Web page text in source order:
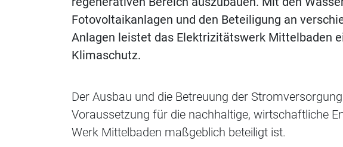
Fotovoltaikanlagen und den Beteiligung an
Anlagen leistet das Elektrizitätswerk Mittelbaden
Klimaschutz.
Der Ausbau und die Betreuung der
Voraussetzung für die nachhaltige, wirtschaftliche
Werk Mittelbaden maßgeblich beteiligt ist.